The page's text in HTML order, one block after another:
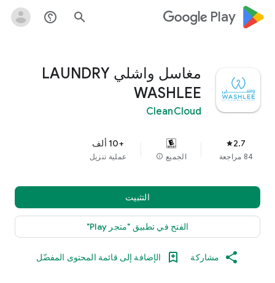
google_logo Play
search
help_outline
مغاسل واشلي LAUNDRY
WASHLEE
CleanCloud
2.7
star
84 مراجعة الجميع info
+10 ألف
عملية تنزيل
التثبيت
الفتح في تطبيق "متجر Play"
مشاركة الإضافة إلى قائمة المحتوى المفضّل